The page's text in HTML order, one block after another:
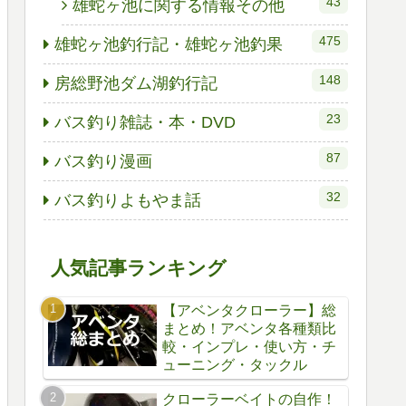
雄蛇ヶ池に関する情報その他
雄蛇ヶ池釣行記・雄蛇ヶ池釣果 475
房総野池ダム湖釣行記 148
バス釣り雑誌・本・DVD 23
バス釣り漫画 87
バス釣りよもやま話 32
人気記事ランキング
【アベンタクローラー】総
まとめ！アベンタ各種類比
較・インプレ・使い方・チ
ューニング・タックル
クローラーベイトの自作！